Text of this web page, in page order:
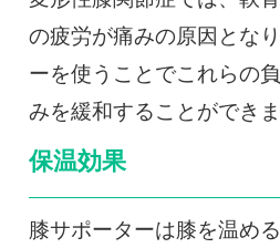
の疲労が痛みの原因とな
ーを使うことでこれらの
みを緩和することができま
保温効果
膝サポーターは膝を温め